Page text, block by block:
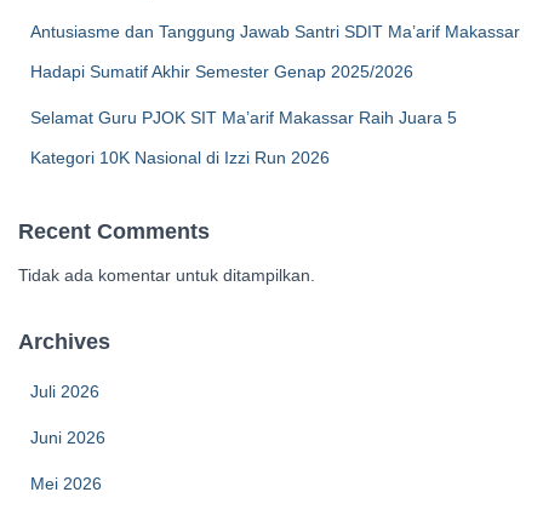
Antusiasme dan Tanggung Jawab Santri SDIT Ma’arif Makassar
Hadapi Sumatif Akhir Semester Genap 2025/2026
Selamat Guru PJOK SIT Ma’arif Makassar Raih Juara 5
Kategori 10K Nasional di Izzi Run 2026
Recent Comments
Tidak ada komentar untuk ditampilkan.
Archives
Juli 2026
Juni 2026
Mei 2026